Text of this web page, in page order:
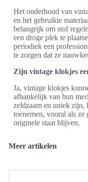
Het onderhoud van
en het gebruikte
belangrijk om stof
een droge plek te
periodiek een
te zorgen dat ze
Zijn vintage klokjes
Ja, vintage klokjes
afhankelijk van hun
zeldzaam en uniek zijn,
toenemen, vooral als
originele staat blijven.
Meer artikelen